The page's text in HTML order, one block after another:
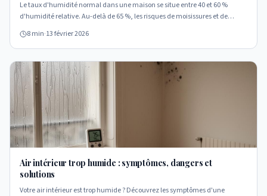
Le taux d'humidité normal dans une maison se situe entre 40 et 60 %
d'humidité relative. Au-delà de 65 %, les risques de moisissures et de
problème structurel. Voici comment mesurer l'humidité, interpréter vos
relevés et quand s'inquiéter.
8 min·13 février 2026
Air intérieur trop humide : symptômes, dangers et
solutions
Votre air intérieur est trop humide ? Découvrez les symptômes d'une